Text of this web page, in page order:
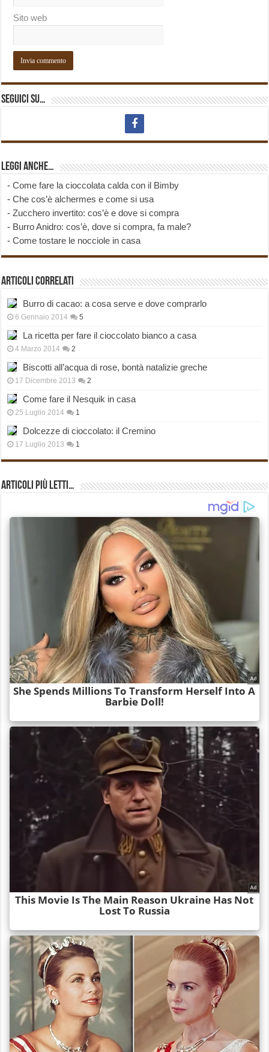
Sito web
Seguici su…
Leggi anche…
-Come fare la cioccolata calda con il Bimby
-Che cos’è alchermes e come si usa
-Zucchero invertito: cos’è e dove si compra
- Burro Anidro: cos’è, dove si compra, fa male?
-Come tostare le nocciole in casa
Articoli correlati
Burro di cacao: a cosa serve e dove comprarlo
6 Gennaio 2014 5
La ricetta per fare il cioccolato bianco a casa
4 Marzo 2014 2
Biscotti all’acqua di rose, bontà natalizie greche
17 Dicembre 2013 2
Come fare il Nesquik in casa
25 Luglio 2014 1
Dolcezze di cioccolato: il Cremino
17 Luglio 2013 1
Articoli più Letti…